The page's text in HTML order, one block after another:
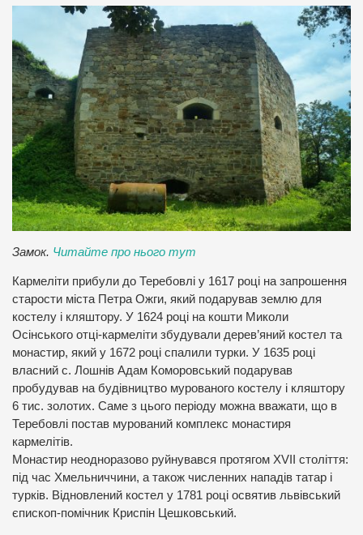
Замок. Читайте про нього тут
Кармеліти прибули до Теребовлі у 1617 році на запрошення
старости міста Петра Ожги, який подарував землю для
костелу і кляштору. У 1624 році на кошти Миколи
Осінського отці-кармеліти збудували дерев’яний костел та
монастир, який у 1672 році спалили турки. У 1635 році
власний с. Лошнів Адам Коморовський подарував
пробудував на будівництво мурованого костелу і кляштору
6 тис. золотих. Саме з цього періоду можна вважати, що в
Теребовлі постав мурований комплекс монастиря
кармелітів.
Монастир неодноразово руйнувався протягом XVII століття:
під час Хмельниччини, а також численних нападів татар і
турків. Відновлений костел у 1781 році освятив львівський
єпископ-помічник Криспін Цешковський.